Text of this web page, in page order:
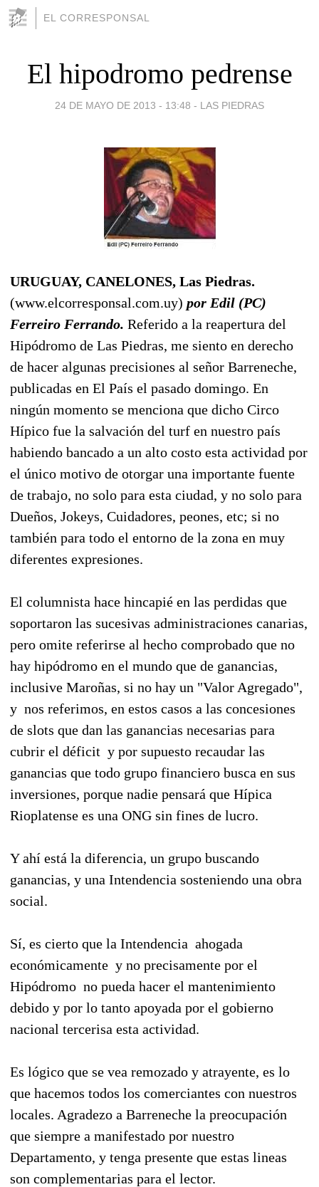
EL CORRESPONSAL
El hipodromo pedrense
24 DE MAYO DE 2013 - 13:48 - LAS PIEDRAS
URUGUAY, CANELONES, Las Piedras.
(www.elcorresponsal.com.uy) por Edil (PC)
Ferreiro Ferrando. Referido a la reapertura del
Hipódromo de Las Piedras, me siento en derecho
de hacer algunas precisiones al señor Barreneche,
publicadas en El País el pasado domingo. En
ningún momento se menciona que dicho Circo
Hípico fue la salvación del turf en nuestro país
habiendo bancado a un alto costo esta actividad por
el único motivo de otorgar una importante fuente
de trabajo, no solo para esta ciudad, y no solo para
Dueños, Jokeys, Cuidadores, peones, etc; si no
también para todo el entorno de la zona en muy
diferentes expresiones.
El columnista hace hincapié en las perdidas que
soportaron las sucesivas administraciones canarias,
pero omite referirse al hecho comprobado que no
hay hipódromo en el mundo que de ganancias,
inclusive Maroñas, si no hay un "Valor Agregado",
y nos referimos, en estos casos a las concesiones
de slots que dan las ganancias necesarias para
cubrir el déficit y por supuesto recaudar las
ganancias que todo grupo financiero busca en sus
inversiones, porque nadie pensará que Hípica
Rioplatense es una ONG sin fines de lucro.
Y ahí está la diferencia, un grupo buscando
ganancias, y una Intendencia sosteniendo una obra
social.
Sí, es cierto que la Intendencia ahogada
económicamente y no precisamente por el
Hipódromo no pueda hacer el mantenimiento
debido y por lo tanto apoyada por el gobierno
nacional tercerisa esta actividad.
Es lógico que se vea remozado y atrayente, es lo
que hacemos todos los comerciantes con nuestros
locales. Agradezo a Barreneche la preocupación
que siempre a manifestado por nuestro
Departamento, y tenga presente que estas lineas
son complementarias para el lector.